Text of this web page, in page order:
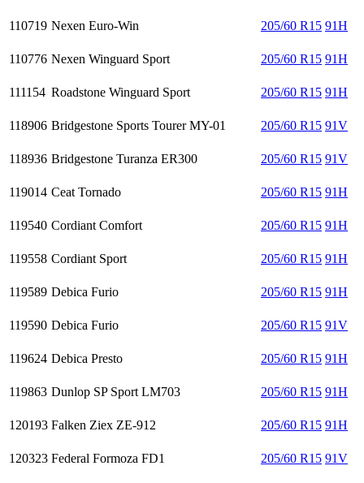
110719 Nexen Euro-Win 205/60 R15 91H
110776 Nexen Winguard Sport 205/60 R15 91H
111154 Roadstone Winguard Sport 205/60 R15 91H
118906 Bridgestone Sports Tourer MY-01 205/60 R15 91V
118936 Bridgestone Turanza ER300 205/60 R15 91V
119014 Ceat Tornado 205/60 R15 91H
119540 Cordiant Comfort 205/60 R15 91H
119558 Cordiant Sport 205/60 R15 91H
119589 Debica Furio 205/60 R15 91H
119590 Debica Furio 205/60 R15 91V
119624 Debica Presto 205/60 R15 91H
119863 Dunlop SP Sport LM703 205/60 R15 91H
120193 Falken Ziex ZE-912 205/60 R15 91H
120323 Federal Formoza FD1 205/60 R15 91V